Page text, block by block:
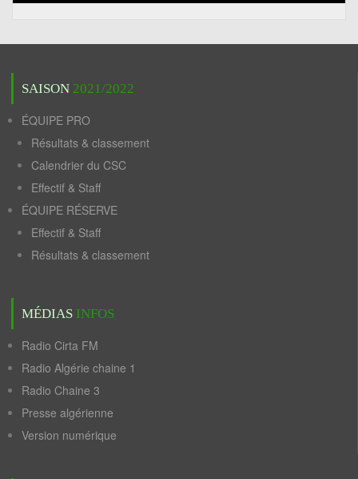
SAISON 2021/2022
ÉQUIPE PRO
Résultats & classement
Calendrier du CSC
Effectif & Staff
ÉQUIPE RÉSERVE
Effectif & Staff
Résultats & classement
MÉDIAS INFOS
Radio Cirta FM
Radio Algérie chaine 1
Radio Chaine 3
Presse algérienne
Version numérique